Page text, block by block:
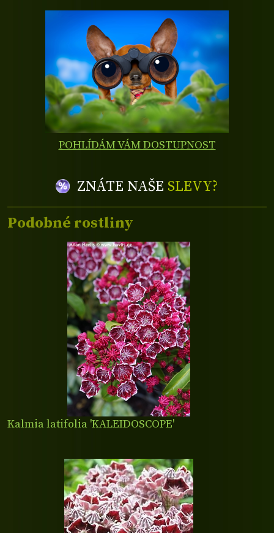
POHLÍDÁM VÁM DOSTUPNOST
ZNÁTE NAŠE SLEVY?
Podobné rostliny
Kalmia latifolia 'KALEIDOSCOPE'